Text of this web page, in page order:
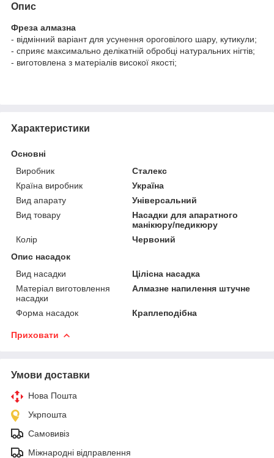
Опис
Фреза алмазна
- відмінний варіант для усунення ороговілого шару, кутикули;
- сприяє максимально делікатній обробці натуральних нігтів;
- виготовлена з матеріалів високої якості;
Характеристики
Основні
Виробник
Сталекс
Країна виробник
Україна
Вид апарату
Універсальний
Вид товару
Насадки для апаратного
манікюру/педикюру
Колір
Червоний
Опис насадок
Вид насадки
Цілісна насадка
Матеріал виготовлення
насадки
Алмазне напилення штучне
Форма насадок Краплеподібна
Приховати
Умови доставки
Нова Пошта
Укрпошта
Самовивіз
Міжнародні відправлення